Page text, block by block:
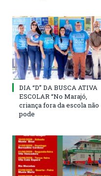
DIA “D” DA BUSCA ATIVA
ESCOLAR “No Marajó,
criança fora da escola não
pode